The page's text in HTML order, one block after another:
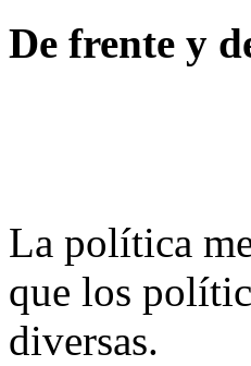
De frente y
La política
que los
diversas.